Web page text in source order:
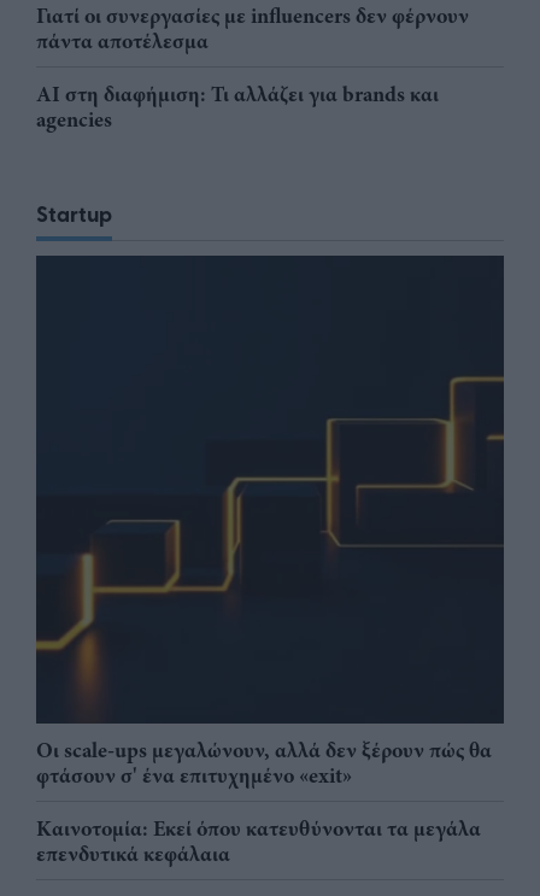
Γιατί οι συνεργασίες με influencers δεν φέρνουν
πάντα αποτέλεσμα
AI στη διαφήμιση: Τι αλλάζει για brands και
agencies
Startup
Οι scale-ups μεγαλώνουν, αλλά δεν ξέρουν πώς θα
φτάσουν σ' ένα επιτυχημένο «exit»
Καινοτομία: Εκεί όπου κατευθύνονται τα μεγάλα
επενδυτικά κεφάλαια